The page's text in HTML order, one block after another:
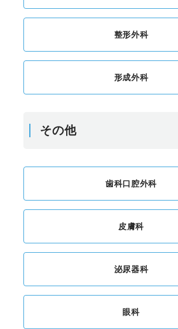
整形外科
形成外科
その他
歯科口腔外科
皮膚科
泌尿器科
眼科